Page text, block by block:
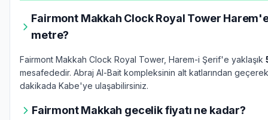
Fairmont Makkah Clock Royal Tower
metre?
Fairmont Makkah Clock Royal Tower, Harem-i Şerif'e yaklaşık
mesafededir. Abraj Al-Bait kompleksinin alt katlarından
dakikada Kabe'ye ulaşabilirsiniz.
Fairmont Makkah gecelik fiyatı ne kadar?